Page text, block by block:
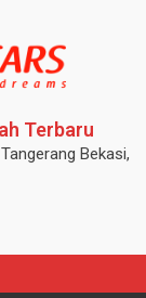
Terbaru
Bekasi,